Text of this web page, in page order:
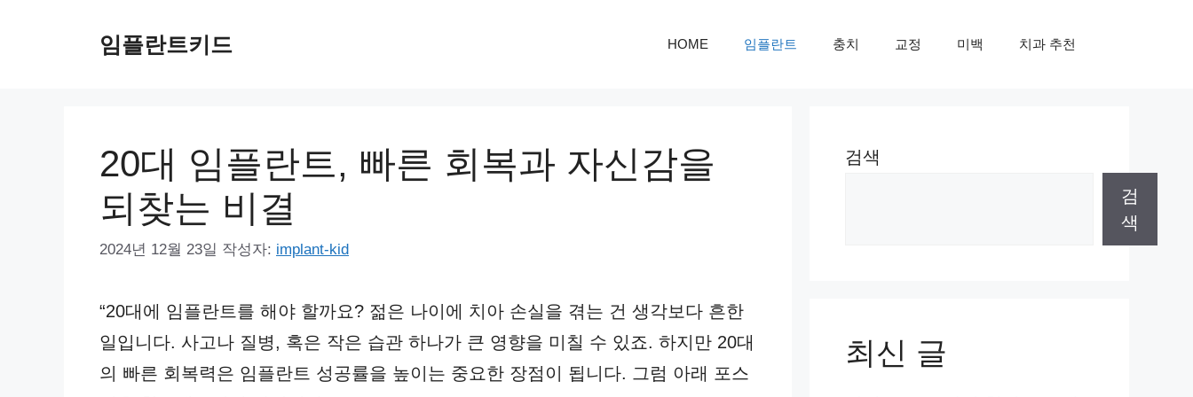
임플란트키드 HOME 임플란트 충치 교정 미백 치과 추천
20대 임플란트, 빠른 회복과 자신감을
되찾는 비결
2024년 12월 23일 작성자: implant-kid
“20대에 임플란트를 해야 할까요? 젊은 나이에 치아 손실을 겪는 건 생각보다 흔한
일입니다. 사고나 질병, 혹은 작은 습관 하나가 큰 영향을 미칠 수 있죠. 하지만 20대
의 빠른 회복력은 임플란트 성공률을 높이는 중요한 장점이 됩니다. 그럼 아래 포스
검색
검
색
최신 글